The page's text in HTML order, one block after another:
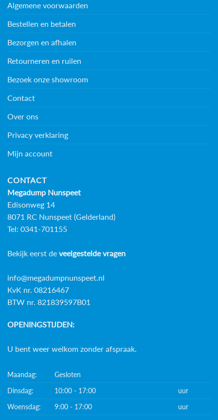
Algemene voorwaarden
Bestellen en betalen
Bezorgen en afhalen
Retourneren en ruilen
Bezoek onze showroom
Contact
Over ons
Privacy verklaring
Mijn account
CONTACT
Megadump Nunspeet
Edisonweg 14
8071 RC Nunspeet (Gelderland)
Tel: 0341-701155
Bekijk eerst de veelgestelde vragen
info@megadumpnunspeet.nl
KvK nr. 08216467
BTW nr. 821839597B01
OPENINGSTIJDEN:
U bent weer welkom zonder afspraak.
Maandag:
Gesloten
Dinsdag:
10:00 - 17:00
uur
Woensdag:
9:00 - 17:00
uur